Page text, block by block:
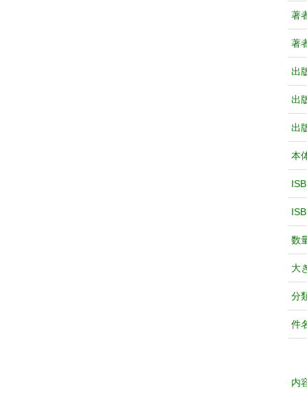
著
著
出
出
出
本
数
大
分
件
内